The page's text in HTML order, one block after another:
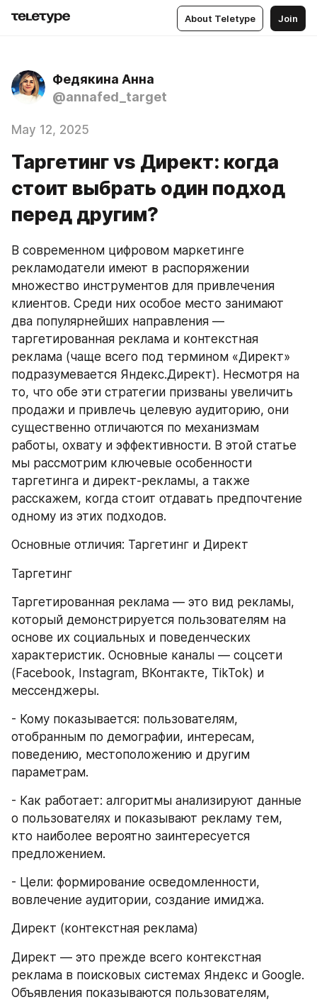
About Teletype Join
Федякина Анна
@annafed_target
May 12, 2025
Таргетинг vs Директ: когда
стоит выбрать один подход
перед другим?
В современном цифровом маркетинге
рекламодатели имеют в распоряжении
множество инструментов для привлечения
клиентов. Среди них особое место занимают
два популярнейших направления —
таргетированная реклама и контекстная
реклама (чаще всего под термином «Директ»
подразумевается Яндекс.Директ). Несмотря на
то, что обе эти стратегии призваны увеличить
продажи и привлечь целевую аудиторию, они
существенно отличаются по механизмам
работы, охвату и эффективности. В этой статье
мы рассмотрим ключевые особенности
таргетинга и директ-рекламы, а также
расскажем, когда стоит отдавать предпочтение
одному из этих подходов.
Основные отличия: Таргетинг и Директ
Таргетинг
Таргетированная реклама — это вид рекламы,
который демонстрируется пользователям на
основе их социальных и поведенческих
характеристик. Основные каналы — соцсети
(Facebook, Instagram, ВКонтакте, TikTok) и
мессенджеры.
- Кому показывается: пользователям,
отобранным по демографии, интересам,
поведению, местоположению и другим
параметрам.
- Как работает: алгоритмы анализируют данные
о пользователях и показывают рекламу тем,
кто наиболее вероятно заинтересуется
предложением.
- Цели: формирование осведомленности,
вовлечение аудитории, создание имиджа.
Директ (контекстная реклама)
Директ — это прежде всего контекстная
реклама в поисковых системах Яндекс и Google.
Объявления показываются пользователям,